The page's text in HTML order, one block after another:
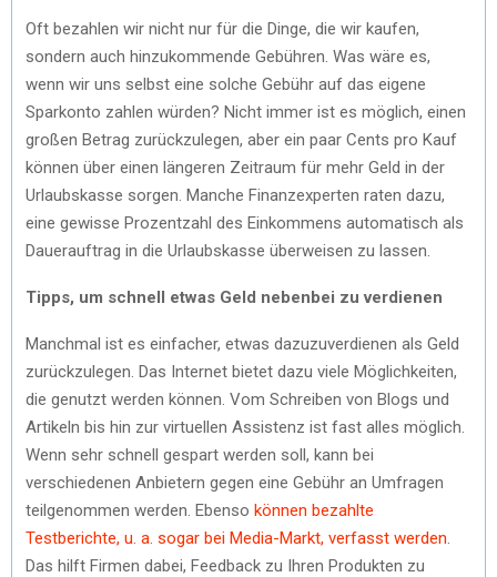
Oft bezahlen wir nicht nur für die Dinge, die wir kaufen,
sondern auch hinzukommende Gebühren. Was wäre es,
wenn wir uns selbst eine solche Gebühr auf das eigene
Sparkonto zahlen würden? Nicht immer ist es möglich, einen
großen Betrag zurückzulegen, aber ein paar Cents pro Kauf
können über einen längeren Zeitraum für mehr Geld in der
Urlaubskasse sorgen. Manche Finanzexperten raten dazu,
eine gewisse Prozentzahl des Einkommens automatisch als
Dauerauftrag in die Urlaubskasse überweisen zu lassen.
Tipps, um schnell etwas Geld nebenbei zu verdienen
Manchmal ist es einfacher, etwas dazuzuverdienen als Geld
zurückzulegen. Das Internet bietet dazu viele Möglichkeiten,
die genutzt werden können. Vom Schreiben von Blogs und
Artikeln bis hin zur virtuellen Assistenz ist fast alles möglich.
Wenn sehr schnell gespart werden soll, kann bei
verschiedenen Anbietern gegen eine Gebühr an Umfragen
teilgenommen werden. Ebenso können bezahlte
Testberichte, u. a. sogar bei Media-Markt, verfasst werden
Das hilft Firmen dabei, Feedback zu Ihren Produkten zu